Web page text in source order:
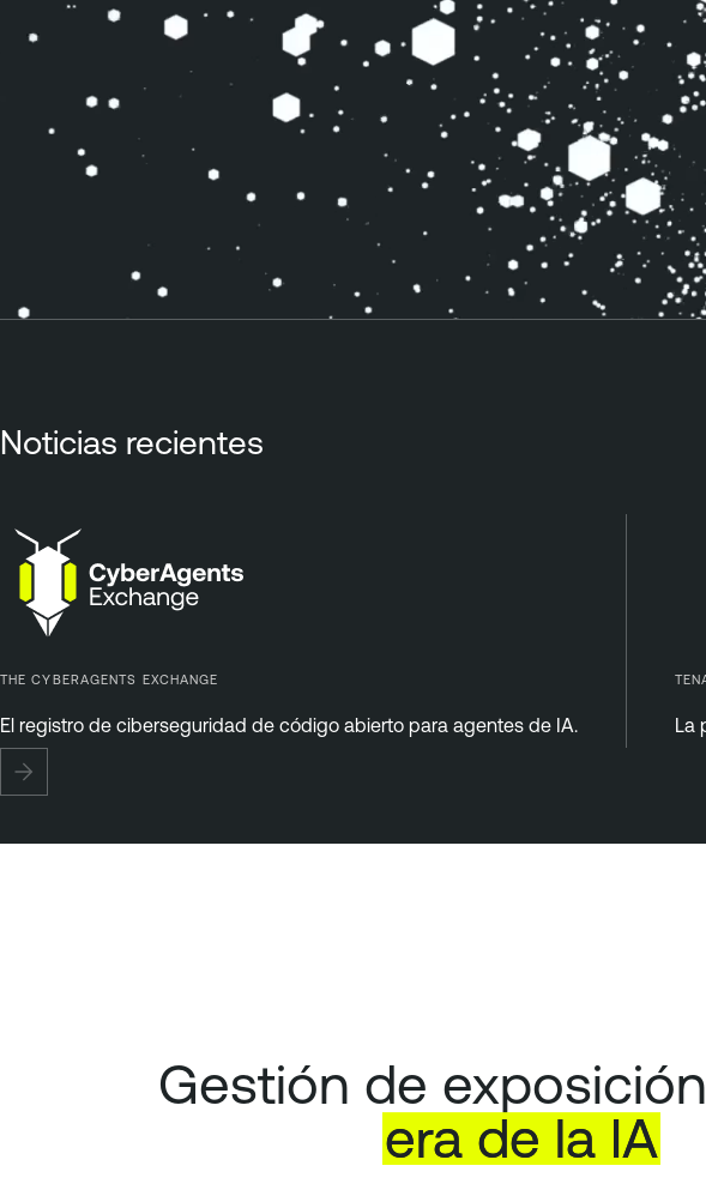
Noticias recientes
THE CYBERAGENTS EXCHANGE
El registro de ciberseguridad de código abierto para agentes de IA. La
Gestión de
era de la IA